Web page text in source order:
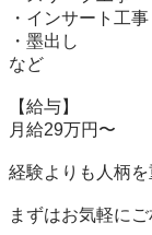
・インサート工事
・墨出し
など
【給与】
月給29万円〜
経験よりも人柄を